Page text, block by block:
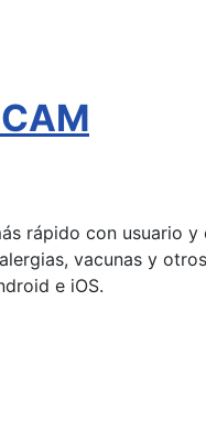
rápido con usuario
vacunas y
e iOS.